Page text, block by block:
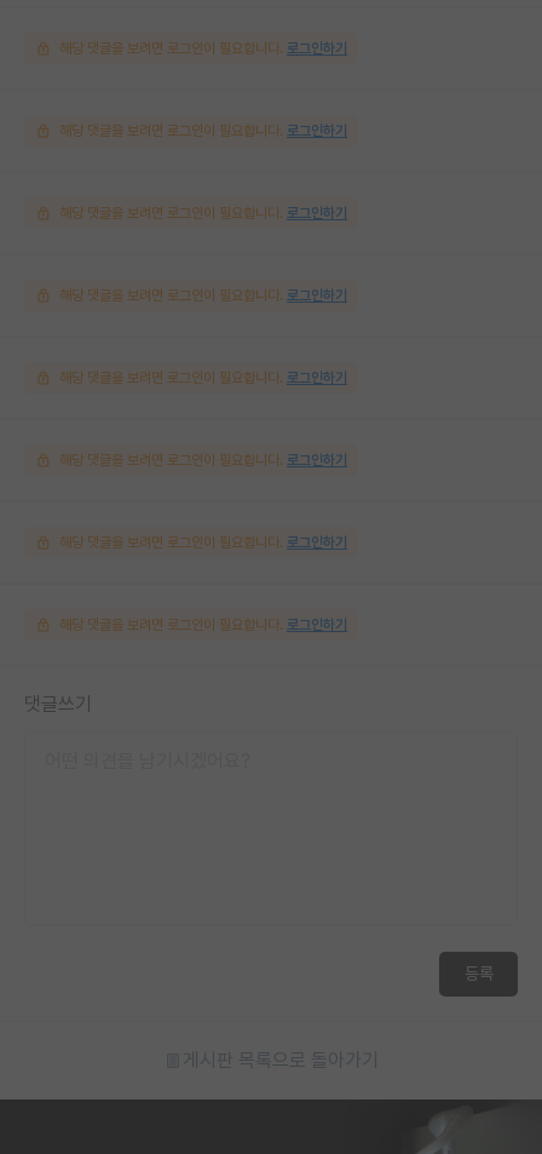
해당 댓글을 보려면 로그인이 필요합니다. 로그인하기
해당 댓글을 보려면 로그인이 필요합니다. 로그인하기
해당 댓글을 보려면 로그인이 필요합니다. 로그인하기
해당 댓글을 보려면 로그인이 필요합니다. 로그인하기
해당 댓글을 보려면 로그인이 필요합니다. 로그인하기
해당 댓글을 보려면 로그인이 필요합니다. 로그인하기
해당 댓글을 보려면 로그인이 필요합니다. 로그인하기
해당 댓글을 보려면 로그인이 필요합니다. 로그인하기
댓글쓰기
등록
게시판 목록으로 돌아가기